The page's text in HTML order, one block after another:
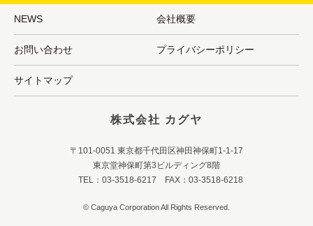
NEWS 会社概要
お問い合わせ プライバシーポリシー
サイトマップ
株式会社 カグヤ
〒101-0051 東京都千代田区神田神保町1-1-17
東京堂神保町第3ビルディング8階
TEL：03-3518-6217 FAX：03-3518-6218
© Caguya Corporation All Rights Reserved.